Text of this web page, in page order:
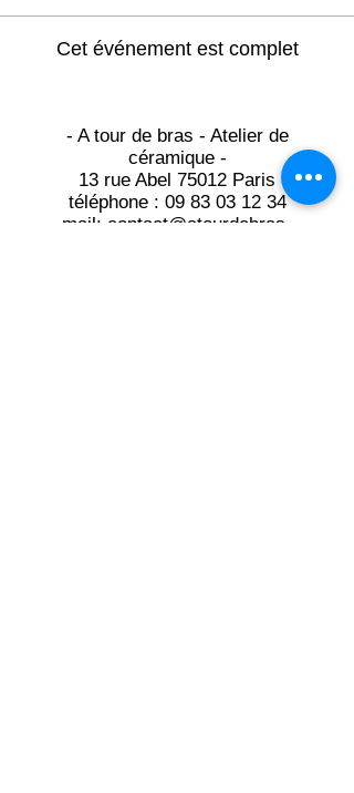
Cet événement est complet
- A tour de bras - Atelier de
céramique -
13 rue Abel 75012 Paris
téléphone : 09 83 03 12 34
mail: contact@atourdebras-